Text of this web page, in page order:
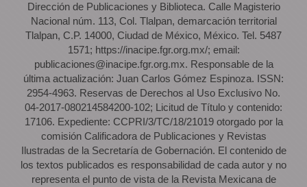
Dirección de Publicaciones y Biblioteca. Calle Magisterio
Nacional núm. 113, Col. Tlalpan, demarcación territorial
Tlalpan, C.P. 14000, Ciudad de México, México. Tel. 5487
1571; https://inacipe.fgr.org.mx/; email:
publicaciones@inacipe.fgr.org.mx. Responsable de la
última actualización: Juan Carlos Gómez Espinoza. ISSN:
2954-4963. Reservas de Derechos al Uso Exclusivo No.
04-2017-080214584200-102; Licitud de Título y contenido:
17106. Expediente: CCPRI/3/TC/18/21019 otorgado por la
comisión Calificadora de Publicaciones y Revistas
Ilustradas de la Secretaría de Gobernación. El contenido de
los textos publicados es responsabilidad de cada autor y no
representa el punto de vista de la Revista Mexicana de